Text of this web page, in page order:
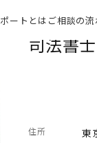
ートとは ご相談の流
司法書
住所 東